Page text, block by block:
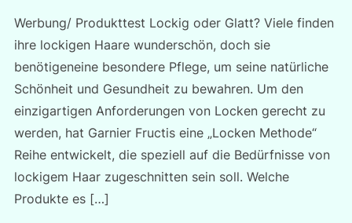
Werbung/ Produkttest Lockig oder Glatt? Viele finden
ihre lockigen Haare wunderschön, doch sie
benötigeneine besondere Pflege, um seine natürliche
Schönheit und Gesundheit zu bewahren. Um den
einzigartigen Anforderungen von Locken gerecht zu
werden, hat Garnier Fructis eine „Locken Methode“
Reihe entwickelt, die speziell auf die Bedürfnisse von
lockigem Haar zugeschnitten sein soll. Welche
Produkte es […]